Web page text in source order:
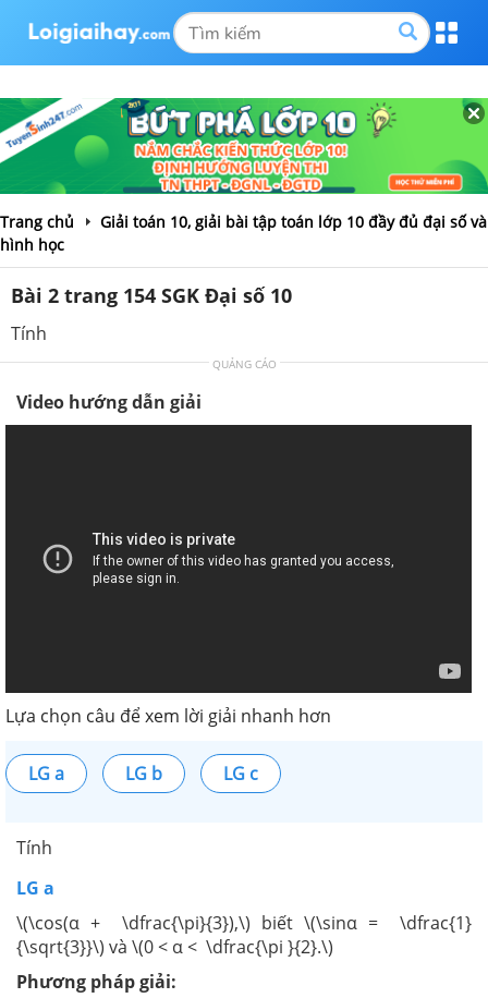
Trang chủ
Giải toán 10, giải bài tập toán lớp 10 đầy đủ đại số và
hình học
Bài 2 trang 154 SGK Đại số 10
Tính
QUẢNG CÁO
Video hướng dẫn giải
Lựa chọn câu để xem lời giải nhanh hơn
LG a LG b LG c
Tính
LG a
\(\cos(α + \dfrac{\pi}{3}),\) biết \(\sinα = \dfrac{1}
{\sqrt{3}}\) và \(0 < α < \dfrac{\pi }{2}.\)
Phương pháp giải: